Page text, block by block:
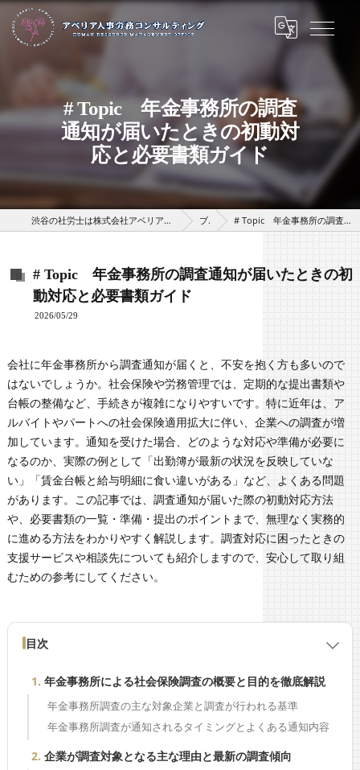
# Topic 年金事務所の調査
通知が届いたときの初動対
応と必要書類ガイド
渋谷の社労士は株式会社アベリアHRパートナーズ（アベリア人事労務コンサルティング） ブログ # Topic 年金事務所の調査通知が届いたときの初動対応と必要書類ガイド
# Topic 年金事務所の調査通知が届いたときの初
動対応と必要書類ガイド
2026/05/29
会社に年金事務所から調査通知が届くと、不安を抱く方も多いので
はないでしょうか。社会保険や労務管理では、定期的な提出書類や
台帳の整備など、手続きが複雑になりやすいです。特に近年は、ア
ルバイトやパートへの社会保険適用拡大に伴い、企業への調査が増
加しています。通知を受けた場合、どのような対応や準備が必要に
なるのか、実際の例として「出勤簿が最新の状況を反映していな
い」「賃金台帳と給与明細に食い違いがある」など、よくある問題
があります。この記事では、調査通知が届いた際の初動対応方法
や、必要書類の一覧・準備・提出のポイントまで、無理なく実務的
に進める方法をわかりやすく解説します。調査対応に困ったときの
支援サービスや相談先についても紹介しますので、安心して取り組
むための参考にしてください。
目次
年金事務所による社会保険調査の概要と目的を徹底解説
年金事務所調査の主な対象企業と調査が行われる基準
年金事務所調査が通知されるタイミングとよくある通知内容
企業が調査対象となる主な理由と最新の調査傾向